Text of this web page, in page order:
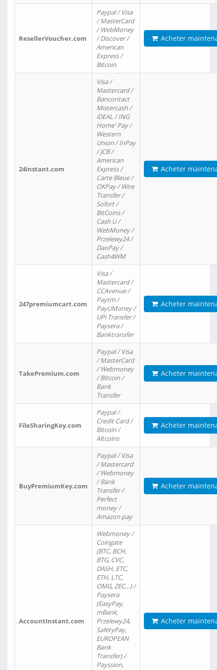
ResellerVoucher.com
Paypal / Visa
/ MasterCard
/ WebMoney
/ Discover /
American
Express /
Bitcoin
Acheter
24instant.com
Visa /
Mastercard /
Bancontact
Mistercash /
iDEAL / ING
Home' Pay /
Western
Union / InPay
/ JCB /
American
Express /
Carte Bleue /
OKPay / Wire
Transfer /
Sofort /
BitCoins /
Cash U /
WebMoney /
Przelewy24 /
DaoPay /
Cash4WM
Acheter
247premiumcart.com
Visa /
Mastercard /
CCAvenue /
Paytm /
PayUMoney /
UPi Transfer /
Paysera /
Banktransfer
Acheter
TakePremium.com
Paypal / Visa
/ MasterCard
/ Webmoney
/ Bitcoin /
Bank
Transfer
Acheter
FileSharingKey.com
Paypal /
Credit Card /
Bitcoin /
Altcoins
Acheter
BuyPremiumKey.com
Paypal / Visa
/ Mastercard
/ Webmoney
/ Bank
Transfer /
Perfect
money /
Amazon pay
Acheter
AccountInstant.com
Webmoney /
Coingate
(BTC, BCH,
BTG, CVC,
DASH, ETC,
ETH, LTC,
OMG, ZEC…) /
Paysera
(EasyPay,
mBank,
Przelewy24,
SafetyPay,
EUROPEAN
Bank
Transfer) /
Payssion,
Acheter